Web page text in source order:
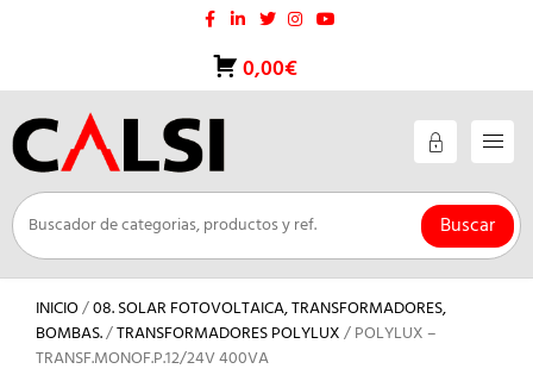
0,00€
Buscar
INICIO/08. SOLAR FOTOVOLTAICA, TRANSFORMADORES,
BOMBAS./TRANSFORMADORES POLYLUX/ POLYLUX –
TRANSF.MONOF.P.12/24V 400VA